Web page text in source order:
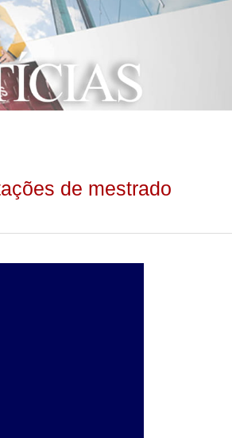
de mestrado